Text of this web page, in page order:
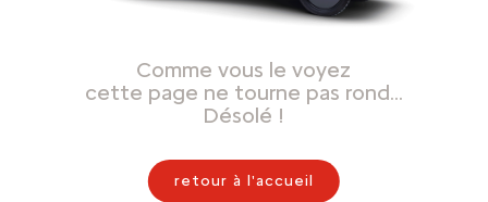
Comme vous le voyez
cette page ne tourne pas rond…
Désolé !
retour à l'accueil